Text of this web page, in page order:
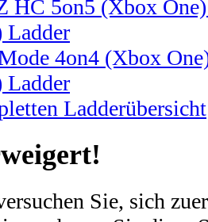
Ladder
Ladder
Ladderübersicht
Sie, sich